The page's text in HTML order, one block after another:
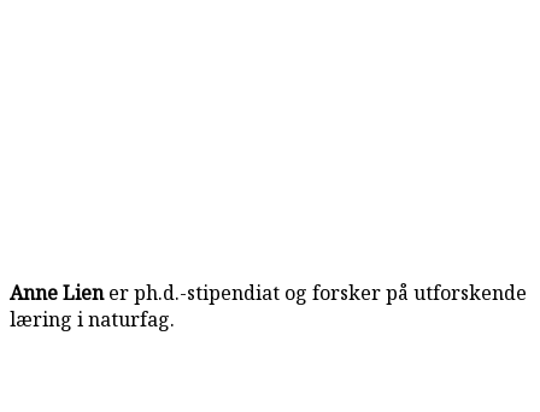
Anne Liener ph.d.-stipendiat og forsker på utforskende
læring i naturfag.